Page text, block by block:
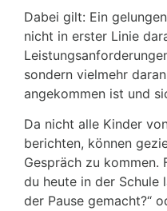
Dabei gilt: Ein
nicht in erster Linie
sondern vielmehr
angekommen ist und
Da nicht alle Kinder
berichten, können
Gespräch zu kommen.
du heute in der Schule
der Pause gemacht?“